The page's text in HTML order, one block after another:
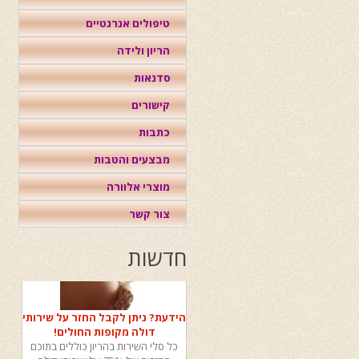
טיפולים אנרגטיים
הריון ולידה
סדנאות
קישורים
כתבות
מבצעים והטבות
מוצרי אלוורה
צור קשר
חדשות
הידעת? ניתן לקבל החזר על שירותי
דולה מקופות החולים!
כל סלי השירות בהריון כוללים בתוכם